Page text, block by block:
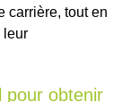
carrière, tout en
leur
pour obtenir